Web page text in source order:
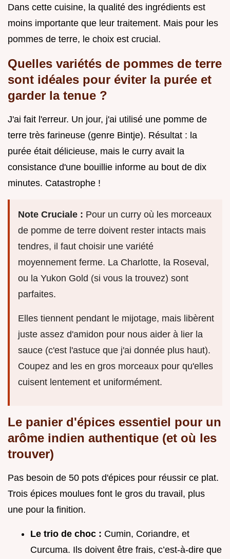
Dans cette cuisine, la qualité des ingrédients est
moins importante que leur traitement. Mais pour les
pommes de terre, le choix est crucial.
Quelles variétés de pommes de terre
sont idéales pour éviter la purée et
garder la tenue ?
J'ai fait l'erreur. Un jour, j'ai utilisé une pomme de
terre très farineuse (genre Bintje). Résultat : la
purée était délicieuse, mais le curry avait la
consistance d'une bouillie informe au bout de dix
minutes. Catastrophe !
Note Cruciale : Pour un curry où les morceaux
de pomme de terre doivent rester intacts mais
tendres, il faut choisir une variété
moyennement ferme. La Charlotte, la Roseval,
ou la Yukon Gold (si vous la trouvez) sont
parfaites.
Elles tiennent pendant le mijotage, mais libèrent
juste assez d'amidon pour nous aider à lier la
sauce (c'est l'astuce que j'ai donnée plus haut).
Coupez and les en gros morceaux pour qu'elles
cuisent lentement et uniformément.
Le panier d'épices essentiel pour un
arôme indien authentique (et où les
trouver)
Pas besoin de 50 pots d'épices pour réussir ce plat.
Trois épices moulues font le gros du travail, plus
une pour la finition.
Le trio de choc : Cumin, Coriandre, et
Curcuma. Ils doivent être frais, c’est-à-dire que